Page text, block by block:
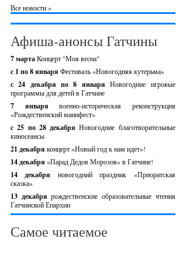
Все новости »
Афиша-анонсы Гатчины
7 мартаКонцерт "Моя весна"
с 1 по 8 января Фестиваль «Новогодняя кутерьма»
с 24 декабря по 8 январяНовогодние игровые
программы для детей в Гатчине
7 январявоенно-историческая реконструкция
«Рождественский манифест»
c 25 по 28 декабряНовогодние благотворительные
киносеансы
21 декабря концерт «Новый год к нам идет»!
14 декабря «Парад Дедов Морозов» в Гатчине!
14 декабря новогодний праздник «Приоратская
сказка»
13 декабрярождественские образовательные чтения
Гатчинской Епархии
Самое читаемое